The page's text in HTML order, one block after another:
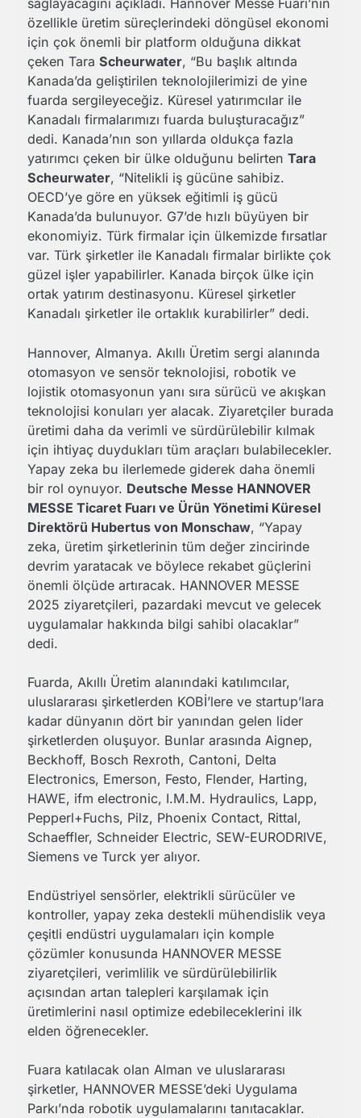
sağlayacağını açıkladı. Hannover Messe Fuarı’nın
özellikle üretim süreçlerindeki döngüsel ekonomi
için çok önemli bir platform olduğuna dikkat
çeken Tara Scheurwater, “Bu başlık altında
Kanada’da geliştirilen teknolojilerimizi de yine
fuarda sergileyeceğiz. Küresel yatırımcılar ile
Kanadalı firmalarımızı fuarda buluşturacağız”
dedi. Kanada’nın son yıllarda oldukça fazla
yatırımcı çeken bir ülke olduğunu belirten Tara
Scheurwater, “Nitelikli iş gücüne sahibiz.
OECD’ye göre en yüksek eğitimli iş gücü
Kanada’da bulunuyor. G7’de hızlı büyüyen bir
ekonomiyiz. Türk firmalar için ülkemizde fırsatlar
var. Türk şirketler ile Kanadalı firmalar birlikte çok
güzel işler yapabilirler. Kanada birçok ülke için
ortak yatırım destinasyonu. Küresel şirketler
Kanadalı şirketler ile ortaklık kurabilirler” dedi.
Hannover, Almanya. Akıllı Üretim sergi alanında
otomasyon ve sensör teknolojisi, robotik ve
lojistik otomasyonun yanı sıra sürücü ve akışkan
teknolojisi konuları yer alacak. Ziyaretçiler burada
üretimi daha da verimli ve sürdürülebilir kılmak
için ihtiyaç duydukları tüm araçları bulabilecekler.
Yapay zeka bu ilerlemede giderek daha önemli
bir rol oynuyor. Deutsche Messe HANNOVER
MESSE Ticaret Fuarı ve Ürün Yönetimi Küresel
Direktörü Hubertus von Monschaw, “Yapay
zeka, üretim şirketlerinin tüm değer zincirinde
devrim yaratacak ve böylece rekabet güçlerini
önemli ölçüde artıracak. HANNOVER MESSE
2025 ziyaretçileri, pazardaki mevcut ve gelecek
uygulamalar hakkında bilgi sahibi olacaklar”
dedi.
Fuarda, Akıllı Üretim alanındaki katılımcılar,
uluslararası şirketlerden KOBİ’lere ve startup’lara
kadar dünyanın dört bir yanından gelen lider
şirketlerden oluşuyor. Bunlar arasında Aignep,
Beckhoff, Bosch Rexroth, Cantoni, Delta
Electronics, Emerson, Festo, Flender, Harting,
HAWE, ifm electronic, I.M.M. Hydraulics, Lapp,
Pepperl+Fuchs, Pilz, Phoenix Contact, Rittal,
Schaeffler, Schneider Electric, SEW-EURODRIVE,
Siemens ve Turck yer alıyor.
Endüstriyel sensörler, elektrikli sürücüler ve
kontroller, yapay zeka destekli mühendislik veya
çeşitli endüstri uygulamaları için komple
çözümler konusunda HANNOVER MESSE
ziyaretçileri, verimlilik ve sürdürülebilirlik
açısından artan talepleri karşılamak için
üretimlerini nasıl optimize edebileceklerini ilk
elden öğrenecekler.
Fuara katılacak olan Alman ve uluslararası
şirketler, HANNOVER MESSE’deki Uygulama
Parkı’nda robotik uygulamalarını tanıtacaklar.